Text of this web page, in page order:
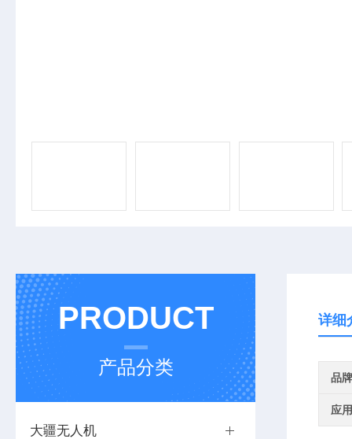
PRODUCT
产品分类
大疆无人机
详细
品牌
应